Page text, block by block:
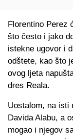
Florentino Perez
što često i jako
istekne ugovor i
odštete, kao što
ovog ljeta
dres Reala.
Uostalom, na isti
Davida Alabu, a
mogao i njegov